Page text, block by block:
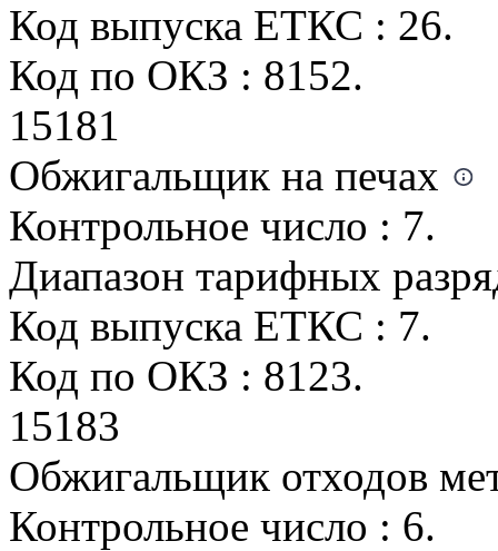
Код выпуска ЕТКС : 26.
Код по ОКЗ : 8152.
15181
Обжигальщик на печах
Контрольное число : 7.
Диапазон тарифных
Код выпуска ЕТКС : 7.
Код по ОКЗ : 8123.
15183
Обжигальщик отходов
Контрольное число : 6.